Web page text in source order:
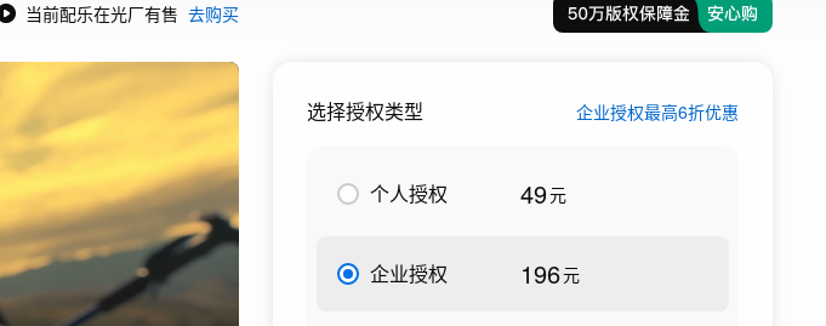
当前配乐在光厂有售 去购买
选择授权类型 企业授权最高6折优惠
个人授权 49元
企业授权 196元